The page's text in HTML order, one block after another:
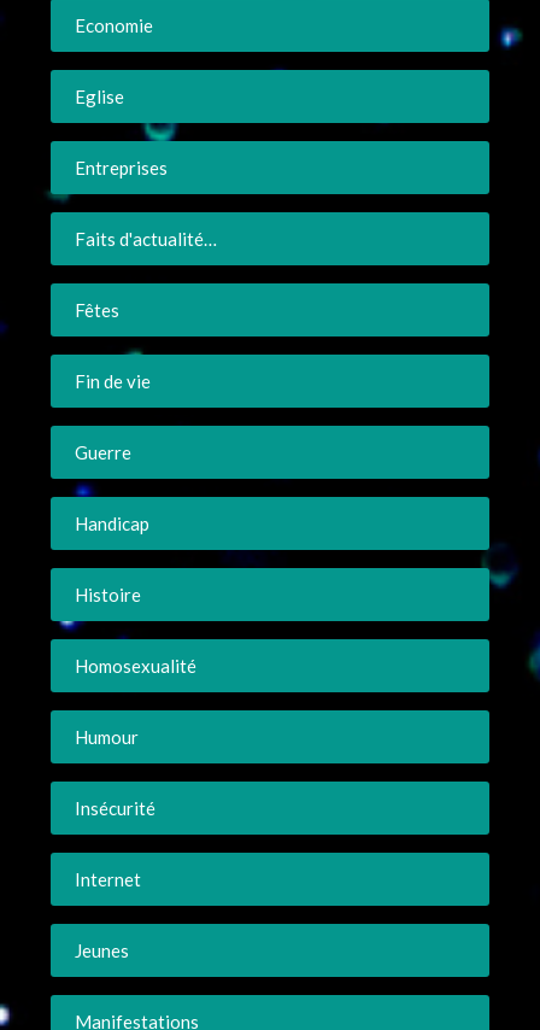
Economie
Eglise
Entreprises
Faits d'actualité…
Fêtes
Fin de vie
Guerre
Handicap
Histoire
Homosexualité
Humour
Insécurité
Internet
Jeunes
Manifestations